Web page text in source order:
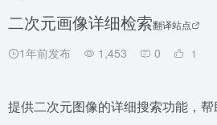
二次元画像详细检索翻译站点
1年前发布 1,453 0 1
提供二次元图像的详细搜索功能，